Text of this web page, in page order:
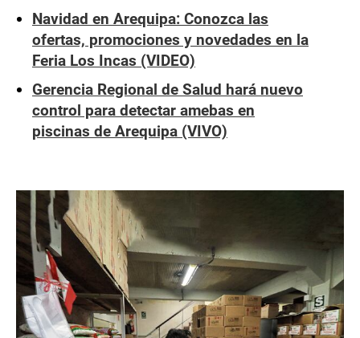
Navidad en Arequipa: Conozca las
ofertas, promociones y novedades en la
Feria Los Incas (VIDEO)
Gerencia Regional de Salud hará nuevo
control para detectar amebas en
piscinas de Arequipa (VIVO)